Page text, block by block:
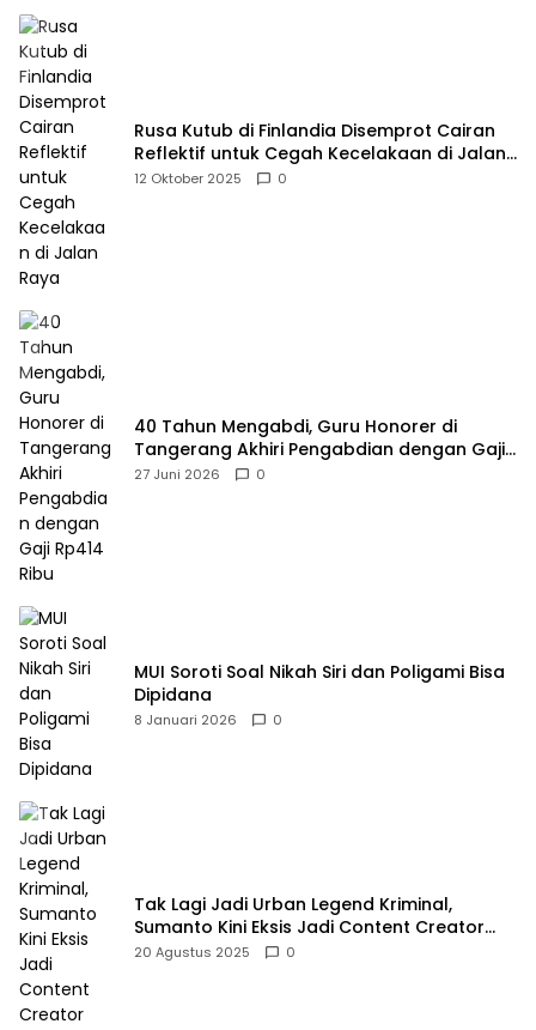
Rusa Kutub di Finlandia Disemprot Cairan
Reflektif untuk Cegah Kecelakaan di Jalan
Raya
12 Oktober 2025 0
40 Tahun Mengabdi, Guru Honorer di
Tangerang Akhiri Pengabdian dengan Gaji
Rp414 Ribu
27 Juni 2026 0
MUI Soroti Soal Nikah Siri dan Poligami Bisa
Dipidana
8 Januari 2026 0
Tak Lagi Jadi Urban Legend Kriminal,
Sumanto Kini Eksis Jadi Content Creator
Mukbang
20 Agustus 2025 0